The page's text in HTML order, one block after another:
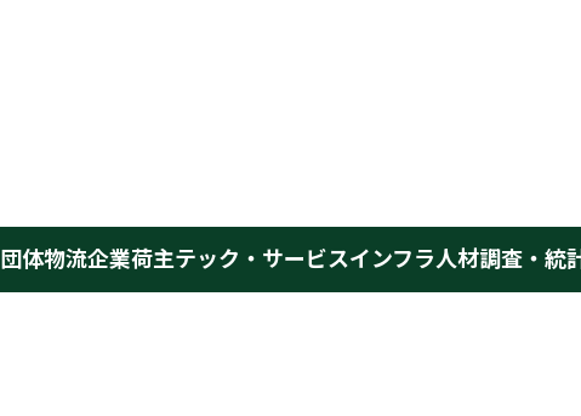
団体物流企業荷主テック・サービスインフラ人材調査・統